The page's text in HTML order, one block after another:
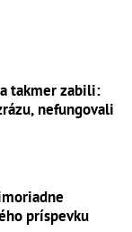
takmer zabili:
nefungovali
príspevku